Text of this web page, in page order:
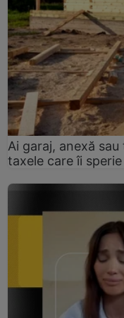
Ai garaj, anexă
taxele care îi